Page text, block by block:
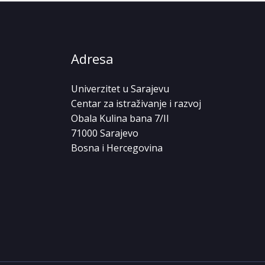
Adresa
Univerzitet u Sarajevu
Centar za istraživanje i razvoj
Obala Kulina bana 7/II
71000 Sarajevo
Bosna i Hercegovina